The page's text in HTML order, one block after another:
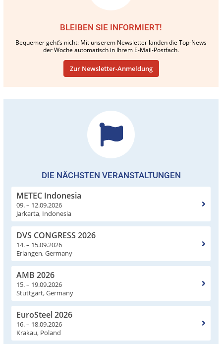
BLEIBEN SIE INFORMIERT!
Bequemer geht’s nicht: Mit unserem Newsletter landen die Top-News
der Woche automatisch in Ihrem E-Mail-Postfach.
Zur Newsletter-Anmeldung
DIE NÄCHSTEN VERANSTALTUNGEN
METEC Indonesia
09. – 12.09.2026
Jarkarta, Indonesia
DVS CONGRESS 2026
14. – 15.09.2026
Erlangen, Germany
AMB 2026
15. – 19.09.2026
Stuttgart, Germany
EuroSteel 2026
16. – 18.09.2026
Krakau, Poland